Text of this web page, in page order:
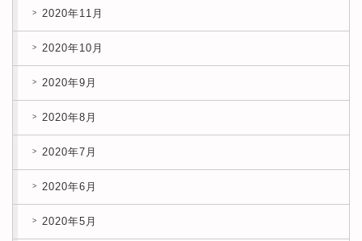
2020年11月
2020年10月
2020年9月
2020年8月
2020年7月
2020年6月
2020年5月